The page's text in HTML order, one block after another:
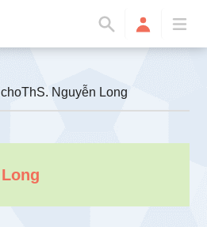
Nguyễn Long